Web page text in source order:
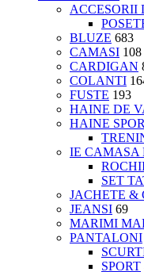
ACCESORII
BLUZE 683
CAMASI 108
CARDIGAN
COLANTI
FUSTE 193
HAINE DE
HAINE
IE CAMASA
SET
JACHETE &
JEANSI 69
MARIMI
PANTALONI
SPORT